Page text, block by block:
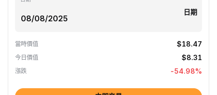
日期
當時價值 $18.47
今日價值 $8.31
漲跌 -54.98%